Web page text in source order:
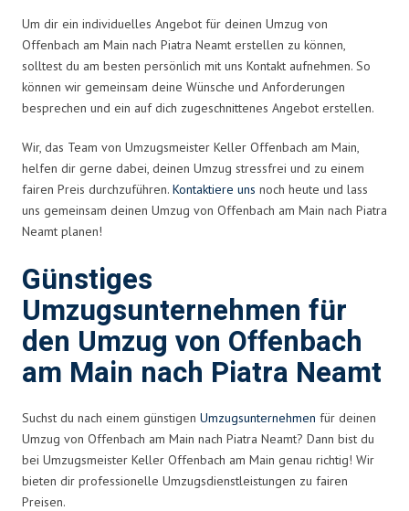
Um dir ein individuelles Angebot für deinen Umzug von
Offenbach am Main nach Piatra Neamt erstellen zu können,
solltest du am besten persönlich mit uns Kontakt aufnehmen. So
können wir gemeinsam deine Wünsche und Anforderungen
besprechen und ein auf dich zugeschnittenes Angebot erstellen.
Wir, das Team von Umzugsmeister Keller Offenbach am Main,
helfen dir gerne dabei, deinen Umzug stressfrei und zu einem
fairen Preis durchzuführen. Kontaktiere uns noch heute und lass
uns gemeinsam deinen Umzug von Offenbach am Main nach Piatra
Neamt planen!
Günstiges
Umzugsunternehmen für
den Umzug von Offenbach
am Main nach Piatra Neamt
Suchst du nach einem günstigen Umzugsunternehmen für deinen
Umzug von Offenbach am Main nach Piatra Neamt? Dann bist du
bei Umzugsmeister Keller Offenbach am Main genau richtig! Wir
bieten dir professionelle Umzugsdienstleistungen zu fairen
Preisen.